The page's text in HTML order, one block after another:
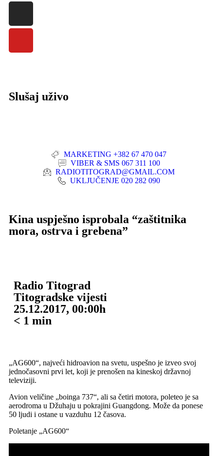
Slušaj uživo
MARKETING +382 67 470 047
VIBER & SMS 067 311 100
RADIOTITOGRAD@GMAIL.COM
UKLJUČENJE 020 282 090
Kina uspješno isprobala “zaštitnika
mora, ostrva i grebena”
Radio Titograd
Titogradske vijesti
25.12.2017, 00:00h
< 1 min
„AG600“, najveći hidroavion na svetu, uspešno je izveo svoj
jednočasovni prvi let, koji je prenošen na kineskoj državnoj
televiziji.
Avion veličine „boinga 737“, ali sa četiri motora, poleteo je sa
aerodroma u Džuhaju u pokrajini Guangdong. Može da ponese
50 ljudi i ostane u vazduhu 12 časova.
Poletanje „AG600“